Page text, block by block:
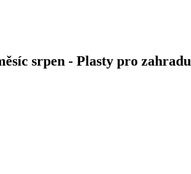
srpen - Plasty pro zahradu